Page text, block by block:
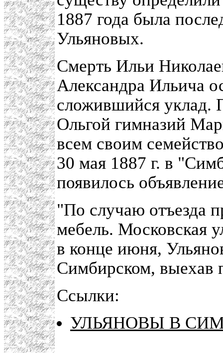
1887 года была
Ульяновых.
Смерть Ильи
Александра Ильича
сложившийся уклад.
Ольгой гимназий
всем своим
30 мая 1887 г. в
появилось
"По случаю отъезда
мебель. Московская
в конце июня,
Симбирском, выехав
Ссылки:
УЛЬЯНОВЫ В